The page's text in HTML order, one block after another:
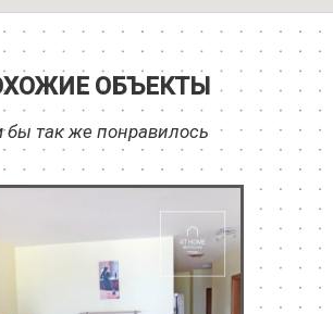
ОБЪЕКТЫ
бы так же понравилось